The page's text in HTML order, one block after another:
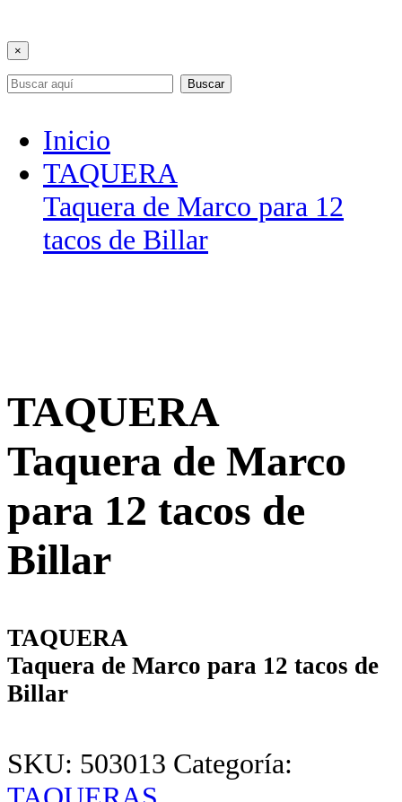
×
Buscar
Inicio
TAQUERA
Taquera de Marco para 12
tacos de Billar
TAQUERA
Taquera de Marco
para 12 tacos de
Billar
TAQUERA
Taquera de Marco para 12 tacos de
Billar
SKU: 503013 Categoría: